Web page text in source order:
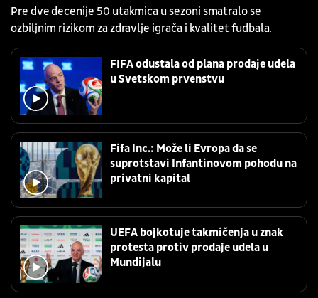
Pre dve decenije 50 utakmica u sezoni smatralo se
ozbiljnim rizikom za zdravlje igrača i kvalitet fudbala.
FIFA odustala od plana prodaje udela
u Svetskom prvenstvu
Fifa Inc.: Može li Evropa da se
suprotstavi Infantinovom pohodu na
privatni kapital
UEFA bojkotuje takmičenja u znak
protesta protiv prodaje udela u
Mundijalu